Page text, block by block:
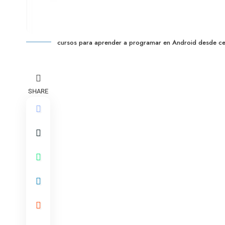
cursos para aprender a programar en Android desde
SHARE